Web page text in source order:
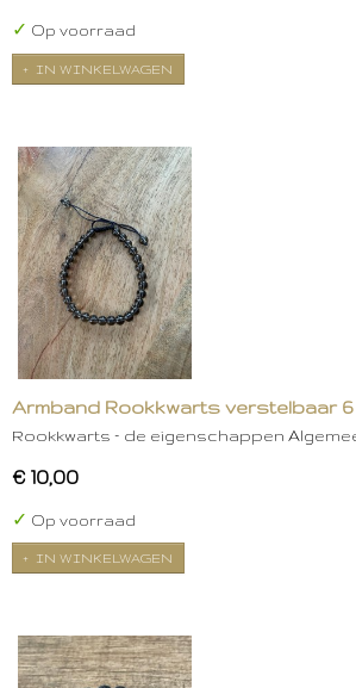
✓ Op voorraad
IN WINKELWAGEN
Armband Rookkwarts verstelbaar 6
Rookkwarts – de eigenschappen
€ 10,00
✓ Op voorraad
IN WINKELWAGEN